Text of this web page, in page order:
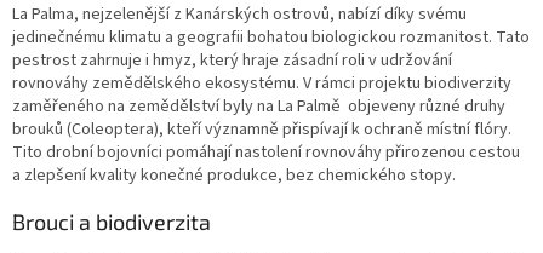
ř
e
k
l
:
La Palma, nejzelenější z Kanárských ostrovů, nabízí díky svému
jedinečnému klimatu a geografii bohatou biologickou rozmanitost. Tato
pestrost zahrnuje i hmyz, který hraje zásadní roli v udržování
rovnováhy zemědělského ekosystému. V rámci projektu biodiverzity
zaměřeného na zemědělství byly na La Palmě objeveny různé druhy
brouků (Coleoptera), kteří významně přispívají k ochraně místní flóry.
Tito drobní bojovníci pomáhají nastolení rovnováhy přirozenou cestou
a zlepšení kvality konečné produkce, bez chemického stopy.
Brouci a biodiverzita